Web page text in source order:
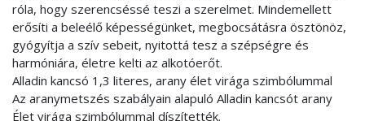
róla, hogy szerencséssé teszi a szerelmet. Mindemellett
erősíti a beleélő képességünket, megbocsátásra ösztönöz,
gyógyítja a szív sebeit, nyitottá tesz a szépségre és
harmóniára, életre kelti az alkotóerőt.
Alladin kancsó 1,3 literes, arany élet virága szimbólummal
Az aranymetszés szabályain alapuló Alladin kancsót arany
Élet virága szimbólummal díszítették.